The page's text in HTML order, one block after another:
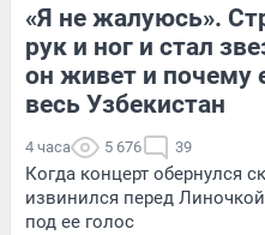
«Я не жалуюсь».
рук и ног и стал
он живет и почему
весь Узбекистан
4 часа 5 676 39
Когда концерт обернулся
извинился перед
под ее голос